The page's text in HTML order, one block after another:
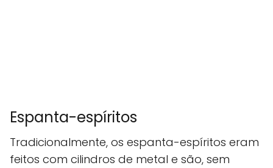
Espanta-espíritos
Tradicionalmente, os espanta-espíritos eram
feitos com cilindros de metal e são, sem